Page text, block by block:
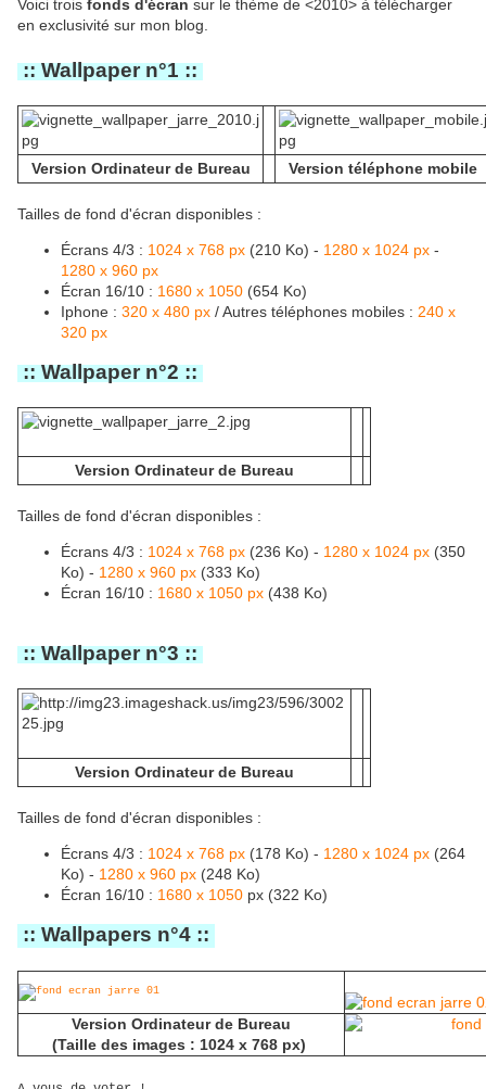
Voici trois fonds d'écran sur le thème de <2010> à télécharger
en exclusivité sur mon blog.
:: Wallpaper n°1 ::
Version Ordinateur de Bureau Version téléphone mobile
Tailles de fond d'écran disponibles :
Écrans 4/3 : 1024 x 768 px (210 Ko) - 1280 x 1024 px -
1280 x 960 px
Écran 16/10 : 1680 x 1050 (654 Ko)
Iphone : 320 x 480 px / Autres téléphones mobiles : 240 x
320 px
:: Wallpaper n°2 ::
Version Ordinateur de Bureau
Tailles de fond d'écran disponibles :
Écrans 4/3 : 1024 x 768 px (236 Ko) - 1280 x 1024 px (350
Ko) - 1280 x 960 px (333 Ko)
Écran 16/10 : 1680 x 1050 px (438 Ko)
:: Wallpaper n°3 ::
Version Ordinateur de Bureau
Tailles de fond d'écran disponibles :
Écrans 4/3 : 1024 x 768 px (178 Ko) - 1280 x 1024 px (264
Ko) - 1280 x 960 px (248 Ko)
Écran 16/10 : 1680 x 1050 px (322 Ko)
:: Wallpapers n°4 ::
Version Ordinateur de Bureau
(Taille des images : 1024 x 768 px)